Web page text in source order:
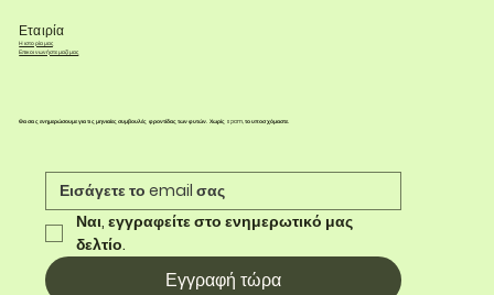
Εταιρία
Η ιστορία μας
Επικοινωνήστε μαζί μας
Θα σας ενημερώσουμε για τις μηνιαίες συμβουλές φροντίδας των φυτών. Χωρίς spam, το υποσχόμαστε.
Ναι, εγγραφείτε στο ενημερωτικό μας
δελτίο.
Εγγραφή τώρα